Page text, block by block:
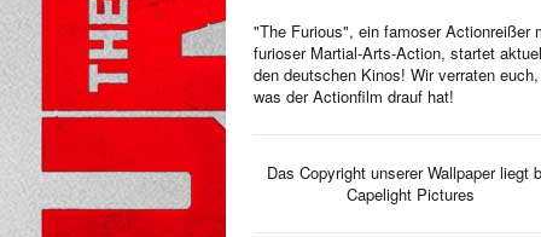
"The Furious", ein famoser Actionreißer
furioser Martial-Arts-Action, startet
den deutschen Kinos! Wir verraten euch,
was der Actionfilm drauf hat!
Das Copyright unserer Wallpaper liegt
Capelight Pictures